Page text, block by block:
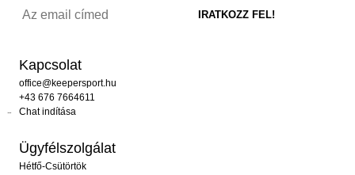
Kapcsolat
office@keepersport.hu
+43 676 7664611
Chat indítása
Ügyfélszolgálat
Hétfő-Csütörtök